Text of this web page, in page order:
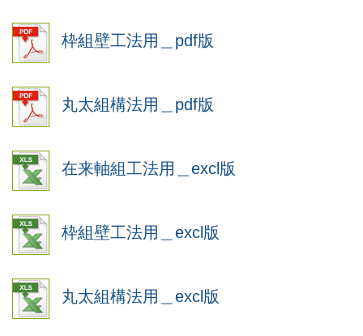
枠組壁工法用＿pdf版
丸太組構法用＿pdf版
在来軸組工法用＿excl版
枠組壁工法用＿excl版
丸太組構法用＿excl版